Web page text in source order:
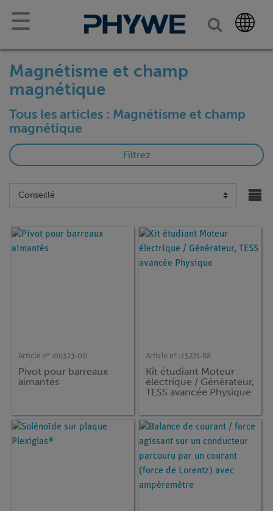
☰
Magnétisme et champ
magnétique
Tous les articles : Magnétisme et champ
magnétique
Filtrez
Article n° :06323-00
Pivot pour barreaux
aimantés
Article n° :15221-88
Kit étudiant Moteur
électrique / Générateur,
TESS avancée Physique